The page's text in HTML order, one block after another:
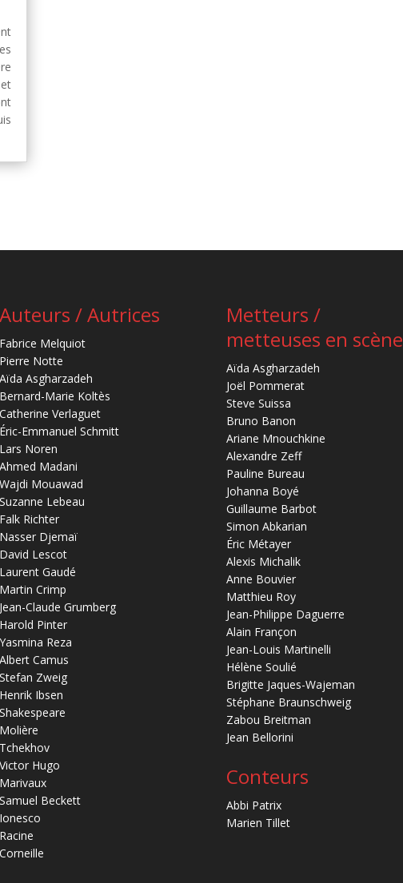
Auteurs / Autrices
Fabrice Melquiot
Pierre Notte
Aïda Asgharzadeh
Bernard-Marie Koltès
Catherine Verlaguet
Éric-Emmanuel Schmitt
Lars Noren
Ahmed Madani
Wajdi Mouawad
Suzanne Lebeau
Falk Richter
Nasser Djemaï
David Lescot
Laurent Gaudé
Martin Crimp
Jean-Claude Grumberg
Harold Pinter
Yasmina Reza
Albert Camus
Stefan Zweig
Henrik Ibsen
Shakespeare
Molière
Tchekhov
Victor Hugo
Marivaux
Samuel Beckett
Ionesco
Racine
Corneille
Metteurs /
metteuses en scène
Aïda Asgharzadeh
Joël Pommerat
Steve Suissa
Bruno Banon
Ariane Mnouchkine
Alexandre Zeff
Pauline Bureau
Johanna Boyé
Guillaume Barbot
Simon Abkarian
Éric Métayer
Alexis Michalik
Anne Bouvier
Matthieu Roy
Jean-Philippe Daguerre
Alain Françon
Jean-Louis Martinelli
Hélène Soulié
Brigitte Jaques-Wajeman
Stéphane Braunschweig
Zabou Breitman
Jean Bellorini
Conteurs
Abbi Patrix
Marien Tillet